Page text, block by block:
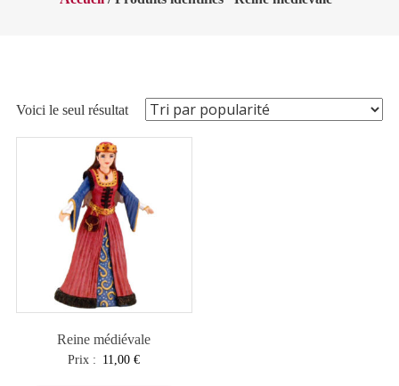
Voici le seul résultat
Reine médiévale
Prix : 11,00€